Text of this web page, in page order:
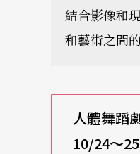
結合影像和
和藝術之間
人體舞蹈
10/24～